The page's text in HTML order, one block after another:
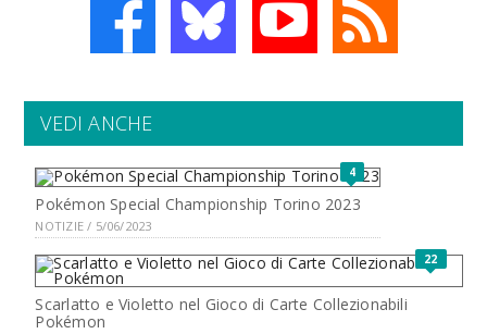
VEDI ANCHE
4
Pokémon Special Championship Torino 2023
NOTIZIE / 5/06/2023
22
Scarlatto e Violetto nel Gioco di Carte Collezionabili
Pokémon